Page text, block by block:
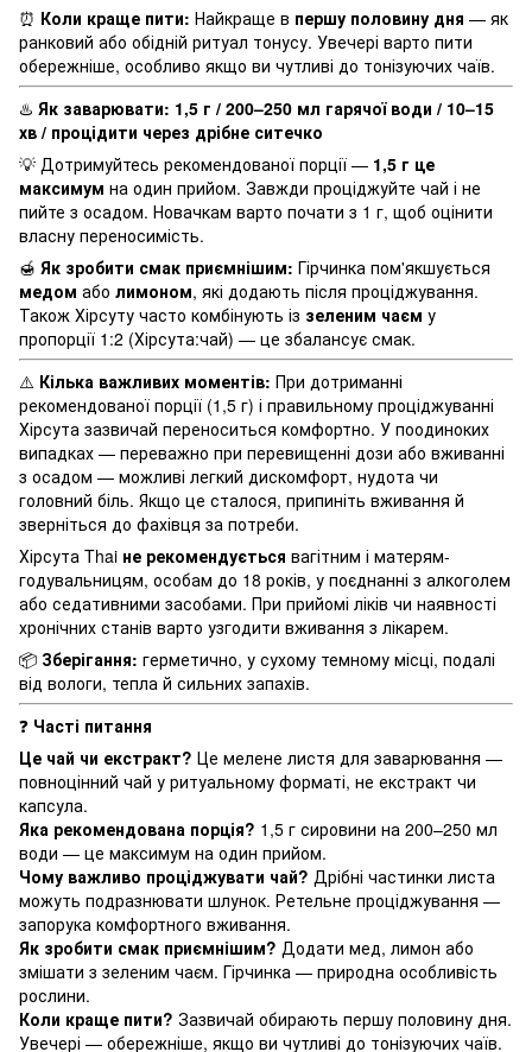
⏰ Коли краще пити: Найкраще в першу половину дня — як
ранковий або обідній ритуал тонусу. Увечері варто пити
обережніше, особливо якщо ви чутливі до тонізуючих чаїв.
♨️ Як заварювати: 1,5 г / 200–250 мл гарячої води / 10–15
хв / процідити через дрібне ситечко
💡 Дотримуйтесь рекомендованої порції — 1,5 г це
максимум на один прийом. Завжди проціджуйте чай і не
пийте з осадом. Новачкам варто почати з 1 г, щоб оцінити
власну переносимість.
🍯 Як зробити смак приємнішим: Гірчинка пом'якшується
медом або лимоном, які додають після проціджування.
Також Хірсуту часто комбінують із зеленим чаєм у
пропорції 1:2 (Хірсута:чай) — це збалансує смак.
⚠️ Кілька важливих моментів: При дотриманні
рекомендованої порції (1,5 г) і правильному проціджуванні
Хірсута зазвичай переноситься комфортно. У поодиноких
випадках — переважно при перевищенні дози або вживанні
з осадом — можливі легкий дискомфорт, нудота чи
головний біль. Якщо це сталося, припиніть вживання й
зверніться до фахівця за потреби.
Хірсута Thai не рекомендується вагітним і матерям-
годувальницям, особам до 18 років, у поєднанні з алкоголем
або седативними засобами. При прийомі ліків чи наявності
хронічних станів варто узгодити вживання з лікарем.
📦 Зберігання: герметично, у сухому темному місці, подалі
від вологи, тепла й сильних запахів.
❓ Часті питання
Це чай чи екстракт? Це мелене листя для заварювання —
повноцінний чай у ритуальному форматі, не екстракт чи
капсула.
Яка рекомендована порція? 1,5 г сировини на 200–250 мл
води — це максимум на один прийом.
Чому важливо проціджувати чай? Дрібні частинки листа
можуть подразнювати шлунок. Ретельне проціджування —
запорука комфортного вживання.
Як зробити смак приємнішим? Додати мед, лимон або
змішати з зеленим чаєм. Гірчинка — природна особливість
рослини.
Коли краще пити? Зазвичай обирають першу половину дня.
Увечері — обережніше, якщо ви чутливі до тонізуючих чаїв.